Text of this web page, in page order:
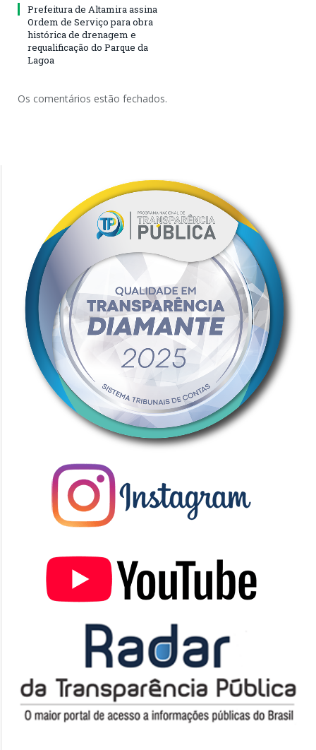
Prefeitura de Altamira assina
Ordem de Serviço para obra
histórica de drenagem e
requalificação do Parque da
Lagoa
Os comentários estão fechados.